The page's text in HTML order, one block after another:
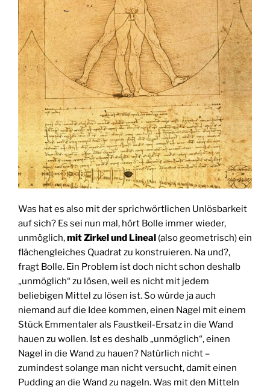
Was hat es also mit der sprichwörtlichen Unlösbarkeit
auf sich? Es sei nun mal, hört Bolle immer wieder,
unmöglich,mit Zirkel und Lineal (also geometrisch) ein
flächengleiches Quadrat zu konstruieren. Na und?,
fragt Bolle. Ein Problem ist doch nicht schon deshalb
„unmöglich“ zu lösen, weil es nicht mit jedem
beliebigen Mittel zu lösen ist. So würde ja auch
niemand auf die Idee kommen, einen Nagel mit einem
Stück Emmentaler als Faustkeil-Ersatz in die Wand
hauen zu wollen. Ist es deshalb „unmöglich“, einen
Nagel in die Wand zu hauen? Natürlich nicht –
zumindest solange man nicht versucht, damit einen
Pudding an die Wand zu nageln. Was mit den Mitteln